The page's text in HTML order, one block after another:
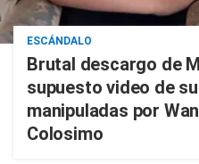
ESCÁNDALO
Brutal descargo de
supuesto video de
manipuladas por
Colosimo